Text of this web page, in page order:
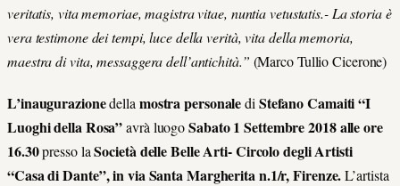
veritatis, vita memoriae, magistra vitae, nuntia vetustatis.- La storia è
vera testimone dei tempi, luce della verità, vita della memoria,
maestra di vita, messaggera dell’antichità.” (Marco Tullio Cicerone)
L’inaugurazionedella mostra personaledi Stefano Camaiti“I
Luoghi della Rosa”avrà luogoSabato 1 Settembre 2018 alle ore
16.30presso laSocietà delle Belle Arti- Circolo degli Artisti
“Casa di Dante”, in via Santa Margherita n.1/r, Firenze.L’artista